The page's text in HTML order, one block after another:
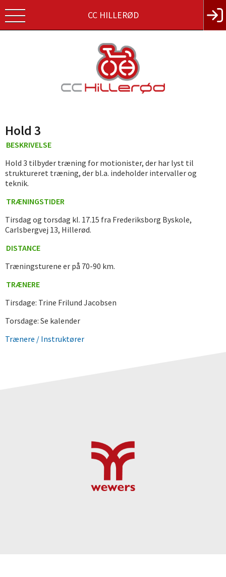
CC HILLERØD
Hold 3
BESKRIVELSE
Hold 3 tilbyder træning for motionister, der har lyst til
struktureret træning, der bl.a. indeholder intervaller og
teknik.
TRÆNINGSTIDER
Tirsdag og torsdag kl. 17.15 fra Frederiksborg Byskole,
Carlsbergvej 13, Hillerød.
DISTANCE
Træningsturene er på 70-90 km.
TRÆNERE
Tirsdage: Trine Frilund Jacobsen
Torsdage: Se kalender
Trænere / Instruktører